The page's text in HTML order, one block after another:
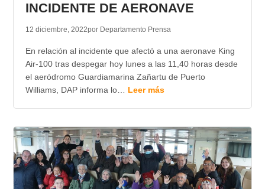
INCIDENTE DE AERONAVE
12 diciembre, 2022por Departamento Prensa
En relación al incidente que afectó a una aeronave King
Air-100 tras despegar hoy lunes a las 11,40 horas desde
el aeródromo Guardiamarina Zañartu de Puerto
Williams, DAP informa lo… Leer más